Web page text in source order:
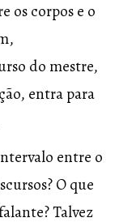
os corpos e o
do mestre,
entra para
entre o
O que
Talvez